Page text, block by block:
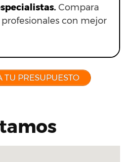
Compara
con mejor
TU PRESUPUESTO